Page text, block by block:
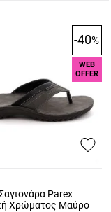
-40%
WEB
OFFER
Parex
Χρώματος Μαύρο